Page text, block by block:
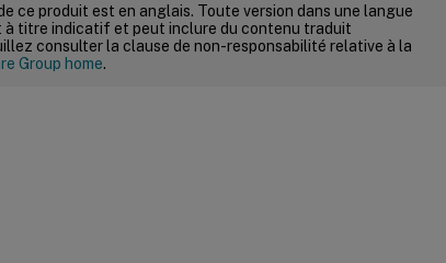
ce produit est en anglais. Toute version dans une langue
à titre indicatif et peut inclure du contenu traduit
consulter la clause de non-responsabilité relative à la
Group home.